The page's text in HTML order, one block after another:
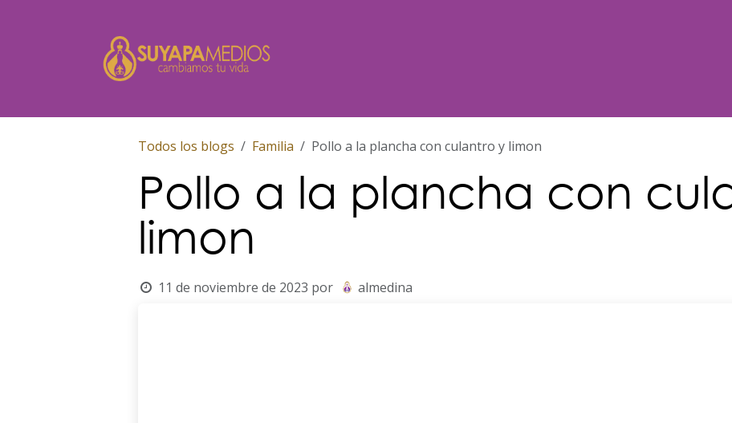
Todos los blogs Familia Pollo a la plancha con culantro y limon
Pollo a la plancha con
limon
11 de noviembre de 2023 por almedina